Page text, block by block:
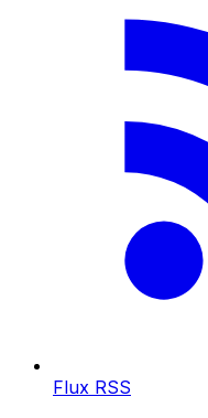
Flux RSS